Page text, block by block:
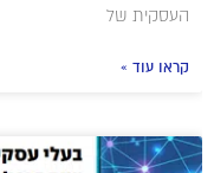
העסקית של
קראו עוד »